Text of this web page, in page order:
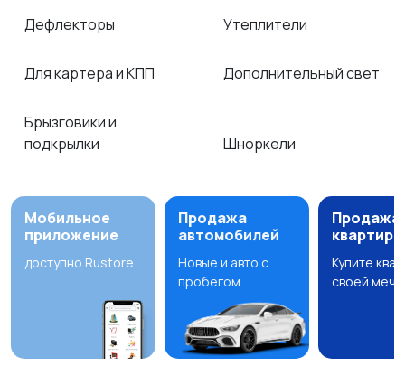
Дефлекторы
Для картера и КПП
Брызговики и
подкрылки
Утеплители
Дополнительный свет
Шноркели
Мобильное
приложение
доступно Rustore
Продажа
автомобилей
Новые и авто с
пробегом
Продажа
квартир
Купите
своей